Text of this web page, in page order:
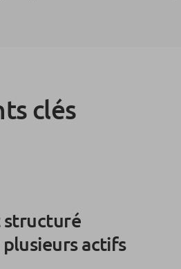
clés
structuré
actifs